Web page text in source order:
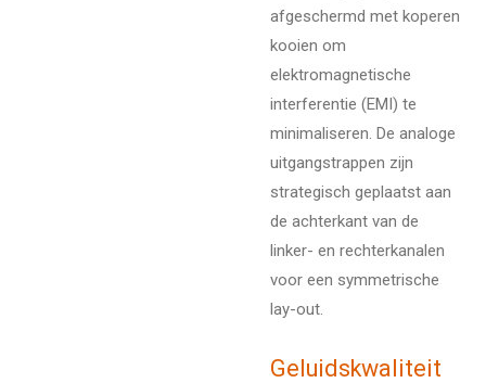
afgeschermd met koperen
kooien om
elektromagnetische
interferentie (EMI) te
minimaliseren. De analoge
uitgangstrappen zijn
strategisch geplaatst aan
de achterkant van de
linker- en rechterkanalen
voor een symmetrische
lay-out.
Geluidskwaliteit